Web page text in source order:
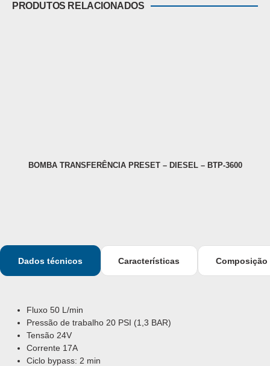
PRODUTOS RELACIONADOS
BOMBA TRANSFERÊNCIA PRESET – DIESEL – BTP-3600
Dados técnicos Características Composição
Fluxo 50 L/min
Pressão de trabalho 20 PSI (1,3 BAR)
Tensão 24V
Corrente 17A
Ciclo bypass: 2 min